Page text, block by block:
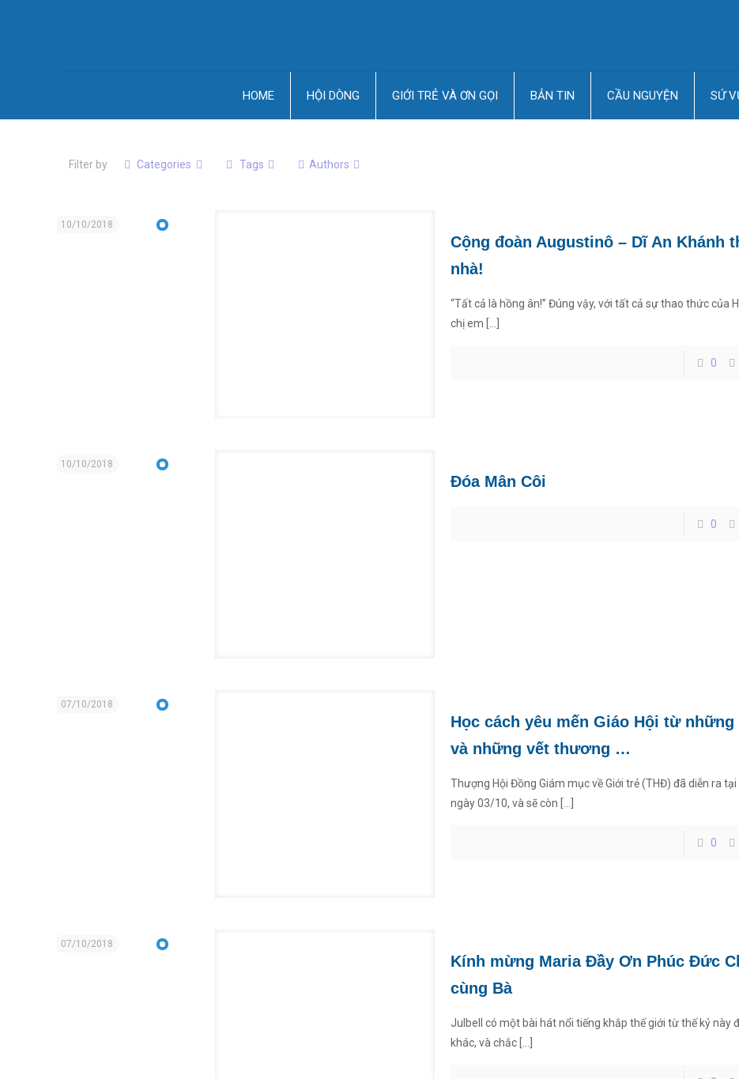
HOME HỘI DÒNG GIỚI TRẺ VÀ ƠN GỌI BẢN TIN CẦU NGUYỆN SỨ
Filter by Categories Tags Authors
10/10/2018
Cộng đoàn Augustinô – Dĩ An Khánh
nhà!
“Tất cả là hồng ân!” Đúng vậy, với tất cả sự thao thức của
chị em
0
10/10/2018
Đóa Mân Côi
0
07/10/2018
Học cách yêu mến Giáo Hội từ
và những vết thương …
Thượng Hội Đồng Giám mục về Giới trẻ (THĐ) đã diễn ra
ngày 03/10, và sẽ còn
0
07/10/2018
Kính mừng Maria Đầy Ơn Phúc Đức
cùng Bà
Julbell có một bài hát nổi tiếng khắp thế giới từ thế kỷ này
khác, và chắc […]